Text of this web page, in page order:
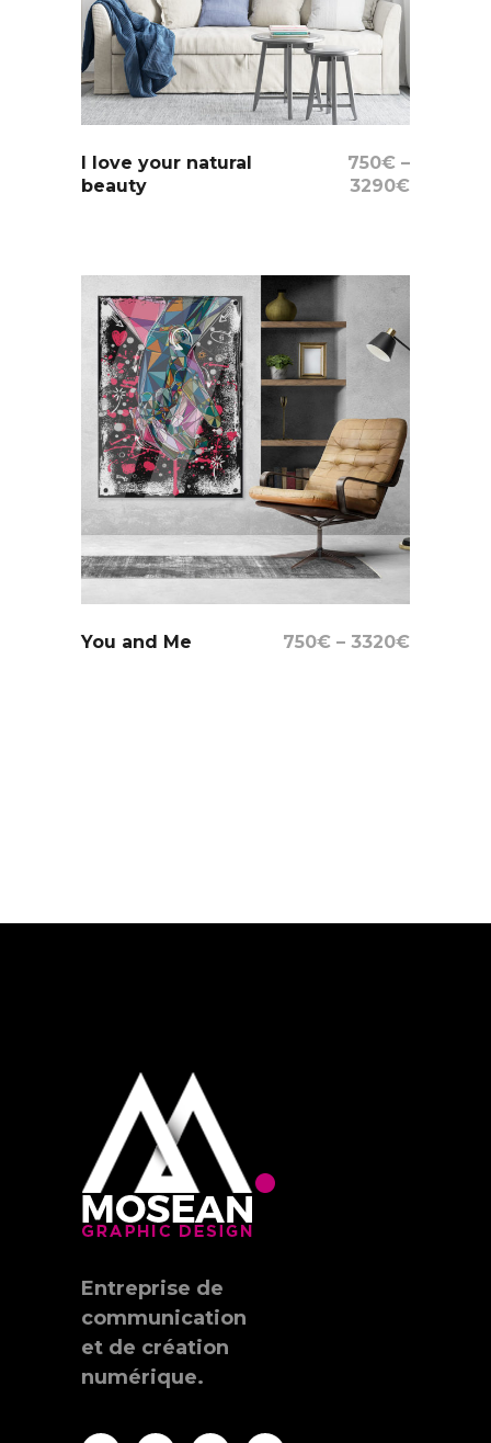
Select Options
I love your natural
beauty
750€ –
3290€
Select Options
You and Me 750€ – 3320€
Entreprise de
communication
et de création
numérique.